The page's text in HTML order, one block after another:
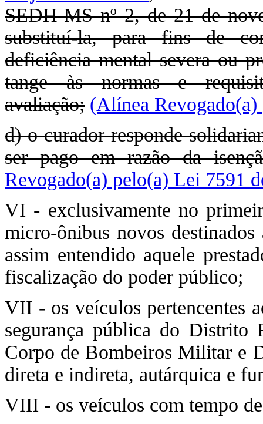
SEDH-MS nº 2, de 21 de
substituí-la, para fins de
deficiência mental severa ou
tange às normas e
avaliação; (Alínea
d) o curador responde
ser pago em razão da
Revogado(a) pelo(a) Lei 7591
VI - exclusivamente no
micro-ônibus novos
assim entendido aquele
fiscalização do poder público;
VII - os veículos pertencentes
segurança pública do
Corpo de Bombeiros Militar e
direta e indireta, autárquica e
VIII - os veículos com tempo